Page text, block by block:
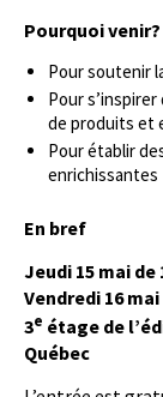
Pourquoi venir?
Pour soutenir
Pour
de produits et
Pour établir
enrichissantes
En bref
Jeudi 15 mai de
Vendredi 16
3e étage de
Québec